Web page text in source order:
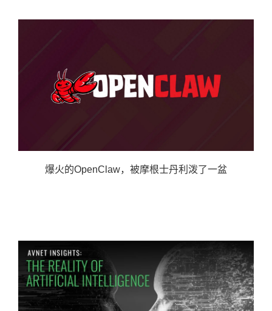
爆火的OpenClaw，被摩根士丹利泼了一盆